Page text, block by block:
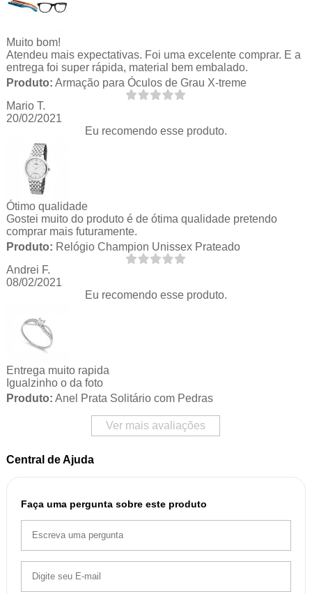
Muito bom!
Atendeu mais expectativas. Foi uma excelente comprar. E a
entrega foi super rápida, material bem embalado.
Produto: Armação para Óculos de Grau X-treme
Mario T.
20/02/2021
Eu recomendo esse produto.
Ótimo qualidade
Gostei muito do produto é de ótima qualidade pretendo
comprar mais futuramente.
Produto: Relógio Champion Unissex Prateado
Andrei F.
08/02/2021
Eu recomendo esse produto.
Entrega muito rapida
Igualzinho o da foto
Produto: Anel Prata Solitário com Pedras
Ver mais avaliações
Central de Ajuda
Faça uma pergunta sobre este produto